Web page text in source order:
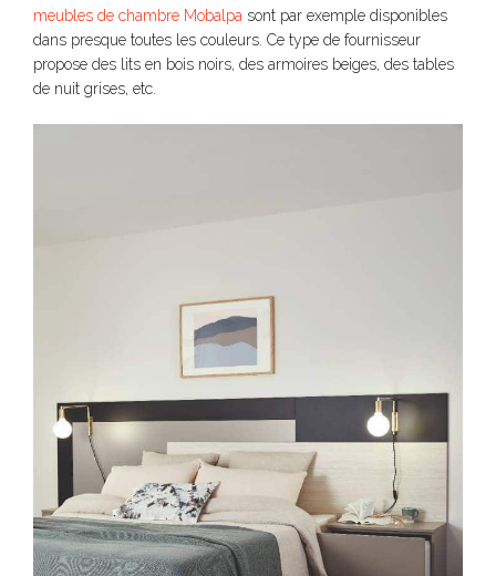
meubles de chambre Mobalpa sont par exemple disponibles
dans presque toutes les couleurs. Ce type de fournisseur
propose des lits en bois noirs, des armoires beiges, des tables
de nuit grises, etc.